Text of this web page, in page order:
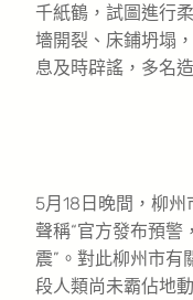
千紙鶴，試圖進行
墻開裂、床鋪坍塌
息及時辟謠，多名
5月18日晚間，柳
聲稱“官方發布預警
震”。對此柳州市有
段人類尚未霸佔地